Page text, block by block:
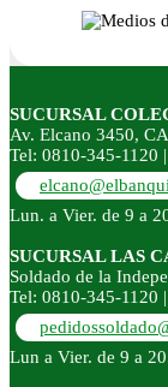
SUCURSAL
Av. Elcano 3450,
Tel: 0810-345-1120
Lun. a Vier. de 9 a
SUCURSAL LAS
Soldado de la
Tel: 0810-345-1120
Lun a Vier. de 9 a